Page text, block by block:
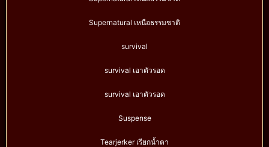
Supernatural เหนือธรรมชาติ
survival
survival เอาตัวรอด
survival เอาตัวรอด
Suspense
Tearjerker เรียกน้ำตา